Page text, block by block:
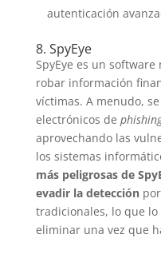
autenticación
8. SpyEye
SpyEye es un
robar información
víctimas. A menudo,
electrónicos de
aprovechando las
los sistemas
más peligrosas de
evadir la detecciónpor
tradicionales, lo que
eliminar una vez que